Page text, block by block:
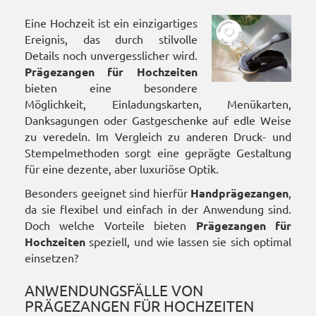
Eine Hochzeit ist ein einzigartiges
Ereignis, das durch stilvolle
Details noch unvergesslicher wird.
Prägezangen für Hochzeiten
bieten eine besondere
Möglichkeit, Einladungskarten, Menükarten,
Danksagungen oder Gastgeschenke auf edle Weise
zu veredeln. Im Vergleich zu anderen Druck- und
Stempelmethoden sorgt eine geprägte Gestaltung
für eine dezente, aber luxuriöse Optik.
Besonders geeignet sind hierfür Handprägezangen,
da sie flexibel und einfach in der Anwendung sind.
Doch welche Vorteile bieten Prägezangen für
Hochzeiten speziell, und wie lassen sie sich optimal
einsetzen?
ANWENDUNGSFÄLLE VON
PRÄGEZANGEN FÜR HOCHZEITEN